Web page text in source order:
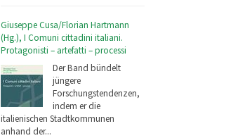
Giuseppe Cusa/Florian Hartmann
(Hg.), I Comuni cittadini italiani.
Protagonisti – artefatti – processi
Der Band bündelt
jüngere
Forschungstendenzen,
indem er die
italienischen Stadtkommunen
anhand der...